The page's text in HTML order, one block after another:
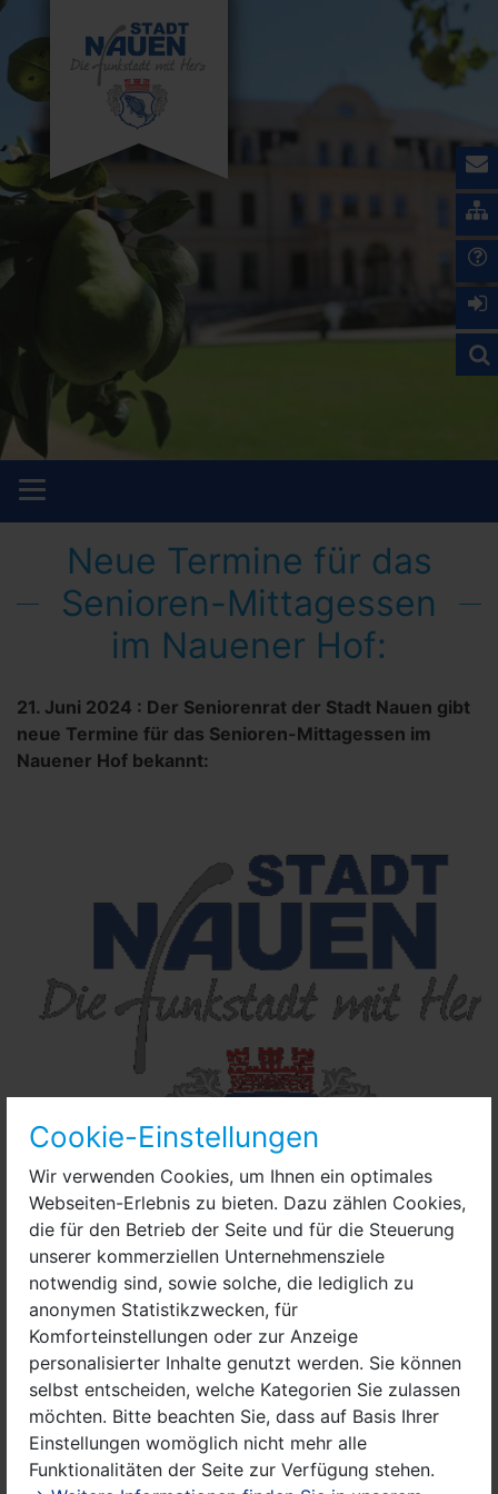
Cookie-Einstellungen
Wir verwenden Cookies, um Ihnen ein optimales
Webseiten-Erlebnis zu bieten. Dazu zählen Cookies,
die für den Betrieb der Seite und für die Steuerung
unserer kommerziellen Unternehmensziele
notwendig sind, sowie solche, die lediglich zu
anonymen Statistikzwecken, für
Komforteinstellungen oder zur Anzeige
personalisierter Inhalte genutzt werden. Sie können
selbst entscheiden, welche Kategorien Sie zulassen
möchten. Bitte beachten Sie, dass auf Basis Ihrer
Einstellungen womöglich nicht mehr alle
Funktionalitäten der Seite zur Verfügung stehen.
Neue Termine für das
Senioren-Mittagessen
im Nauener Hof:
21. Juni 2024 : Der Seniorenrat der Stadt Nauen gibt
neue Termine für das Senioren-Mittagessen im
Nauener Hof bekannt:
Offizielles Logo der Stadt Nauen
3. Juli 2024 ab 11:30 UhrSahnehering
oder Brathering mit Kartoffeln oder
Bratkartoffeln; Gurkensalat als Beilage
7. August 2024 ab 11:30 UhrGulasch mit
Rotkohl, Kartoffeln oder Klößen und Dessert